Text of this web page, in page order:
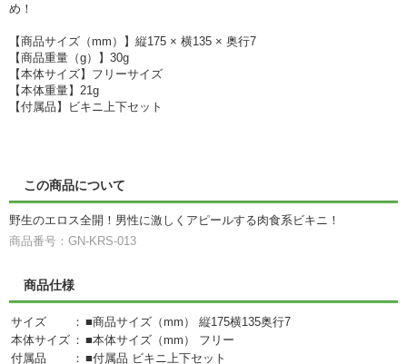
め！
【商品サイズ（mm）】縦175 × 横135 × 奥行7
【商品重量（g）】30g
【本体サイズ】フリーサイズ
【本体重量】21g
【付属品】ビキニ上下セット
この商品について
野生のエロス全開！男性に激しくアピールする肉食系ビキニ！
商品番号：GN-KRS-013
商品仕様
サイズ ： ■商品サイズ（mm） 縦175横135奥行7
本体サイズ ： ■本体サイズ（mm） フリー
付属品
： ■付属品 ビキニ上下セット